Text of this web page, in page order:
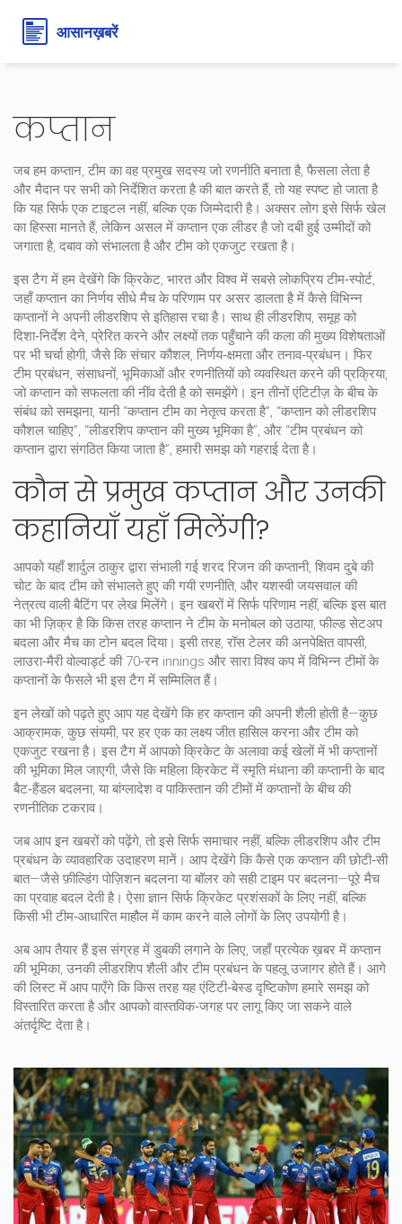
कप्तान
जब हम कप्तान, टीम का वह प्रमुख सदस्य जो रणनीति बनाता है, फैसला लेता है
और मैदान पर सभी को निर्देशित करता हैकी बात करते हैं, तो यह स्पष्ट हो जाता है
कि यह सिर्फ एक टाइटल नहीं, बल्कि एक जिम्मेदारी है। अक्सर लोग इसे सिर्फ खेल
का हिस्सा मानते हैं, लेकिन असल में कप्तान एक लीडर है जो दबी हुई उम्मीदों को
जगाता है, दबाव को संभालता है और टीम को एकजुट रखता है।
इस टैग में हम देखेंगे किक्रिकेट, भारत और विश्व में सबसे लोकप्रिय टीम‑स्पोर्ट,
जहाँ कप्तान का निर्णय सीधे मैच के परिणाम पर असर डालता हैमें कैसे विभिन्न
कप्तानों ने अपनी लीडरशिप से इतिहास रचा है। साथ हीलीडरशिप, समूह को
दिशा‑निर्देश देने, प्रेरित करने और लक्ष्यों तक पहुँचाने की कलाकी मुख्य विशेषताओं
पर भी चर्चा होगी, जैसे कि संचार कौशल, निर्णय‑क्षमता और तनाव‑प्रबंधन। फिर
टीम प्रबंधन, संसाधनों, भूमिकाओं और रणनीतियों को व्यवस्थित करने की प्रक्रिया,
जो कप्तान को सफलता की नींव देती हैको समझेंगे। इन तीनों एंटिटीज़ के बीच के
संबंध को समझना, यानी “कप्तान टीम का नेतृत्व करता है”, “कप्तान को लीडरशिप
कौशल चाहिए”, “लीडरशिप कप्तान की मुख्य भूमिका है”, और “टीम प्रबंधन को
कप्तान द्वारा संगठित किया जाता है”, हमारी समझ को गहराई देता है।
कौन से प्रमुख कप्तान और उनकी
कहानियाँ यहाँ मिलेंगी?
आपको यहाँ शार्दुल ठाकुर द्वारा संभाली गई शरद रिजन की कप्तानी, शिवम दुबे की
चोट के बाद टीम को संभालते हुए की गयी रणनीति, और यशस्वी जयसवाल की
नेत्रत्व वाली बैटिंग पर लेख मिलेंगे। इन खबरों में सिर्फ परिणाम नहीं, बल्कि इस बात
का भी ज़िक्र है कि किस तरह कप्तान ने टीम के मनोबल को उठाया, फील्ड सेटअप
बदला और मैच का टोन बदल दिया। इसी तरह, रॉस टेलर की अनपेक्षित वापसी,
लाउरा‑मैरी वोल्वार्ड्ट की 70‑रन innings और सारा विश्व कप में विभिन्न टीमों के
कप्तानों के फैसले भी इस टैग में सम्मिलित हैं।
इन लेखों को पढ़ते हुए आप यह देखेंगे कि हर कप्तान की अपनी शैली होती है—कुछ
आक्रामक, कुछ संयमी, पर हर एक का लक्ष्य जीत हासिल करना और टीम को
एकजुट रखना है। इस टैग में आपको क्रिकेट के अलावा कई खेलों में भी कप्तानों
की भूमिका मिल जाएगी, जैसे कि महिला क्रिकेट में स्मृति मंधाना की कप्तानी के बाद
बैट‑हैंडल बदलना, या बांग्लादेश व पाकिस्तान की टीमों में कप्तानों के बीच की
रणनीतिक टकराव।
जब आप इन खबरों को पढ़ेंगे, तो इसे सिर्फ समाचार नहीं, बल्कि लीडरशिप और टीम
प्रबंधन के व्यावहारिक उदाहरण मानें। आप देखेंगे कि कैसे एक कप्तान की छोटी‑सी
बात—जैसे फ़ील्डिंग पोज़िशन बदलना या बॉलर को सही टाइम पर बदलना—पूरे मैच
का प्रवाह बदल देती है। ऐसा ज्ञान सिर्फ क्रिकेट प्रशंसकों के लिए नहीं, बल्कि
किसी भी टीम‑आधारित माहौल में काम करने वाले लोगों के लिए उपयोगी है।
अब आप तैयार हैं इस संग्रह में डुबकी लगाने के लिए, जहाँ प्रत्येक ख़बर में कप्तान
की भूमिका, उनकी लीडरशिप शैली और टीम प्रबंधन के पहलू उजागर होते हैं। आगे
की लिस्ट में आप पाएँगे कि किस तरह यह एंटिटी‑बेस्ड दृष्टिकोण हमारे समझ को
विस्तारित करता है और आपको वास्तविक‑जगह पर लागू किए जा सकने वाले
अंतर्दृष्टि देता है।